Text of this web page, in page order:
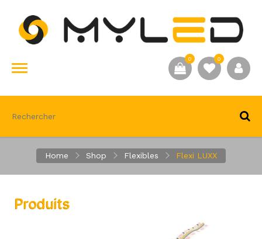
0 0
Home Shop Flexibles Flexi LUXX
Produits